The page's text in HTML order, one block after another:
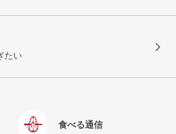
たい
食べる通信